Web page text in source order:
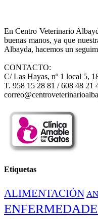
En Centro Veterinario
buenas manos, ya que
Albayda, hacemos un
CONTACTO:
C/ Las Hayas, nº 1 local 5,
T. 958 15 28 81 / 608 48 21
Etiquetas
ALIMENTACIÓN